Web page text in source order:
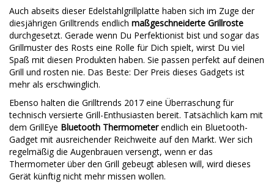
Auch abseits dieser Edelstahlgrillplatte haben sich im Zuge der
diesjährigen Grilltrends endlich maßgeschneiderte Grillroste
durchgesetzt. Gerade wenn Du Perfektionist bist und sogar das
Grillmuster des Rosts eine Rolle für Dich spielt, wirst Du viel
Spaß mit diesen Produkten haben. Sie passen perfekt auf deinen
Grill und rosten nie. Das Beste: Der Preis dieses Gadgets ist
mehr als erschwinglich.
Ebenso halten die Grilltrends 2017 eine Überraschung für
technisch versierte Grill-Enthusiasten bereit. Tatsächlich kam mit
dem GrillEye Bluetooth Thermometerendlich ein Bluetooth-
Gadget mit ausreichender Reichweite auf den Markt. Wer sich
regelmäßig die Augenbrauen versengt, wenn er das
Thermometer über den Grill gebeugt ablesen will, wird dieses
Gerät künftig nicht mehr missen wollen.